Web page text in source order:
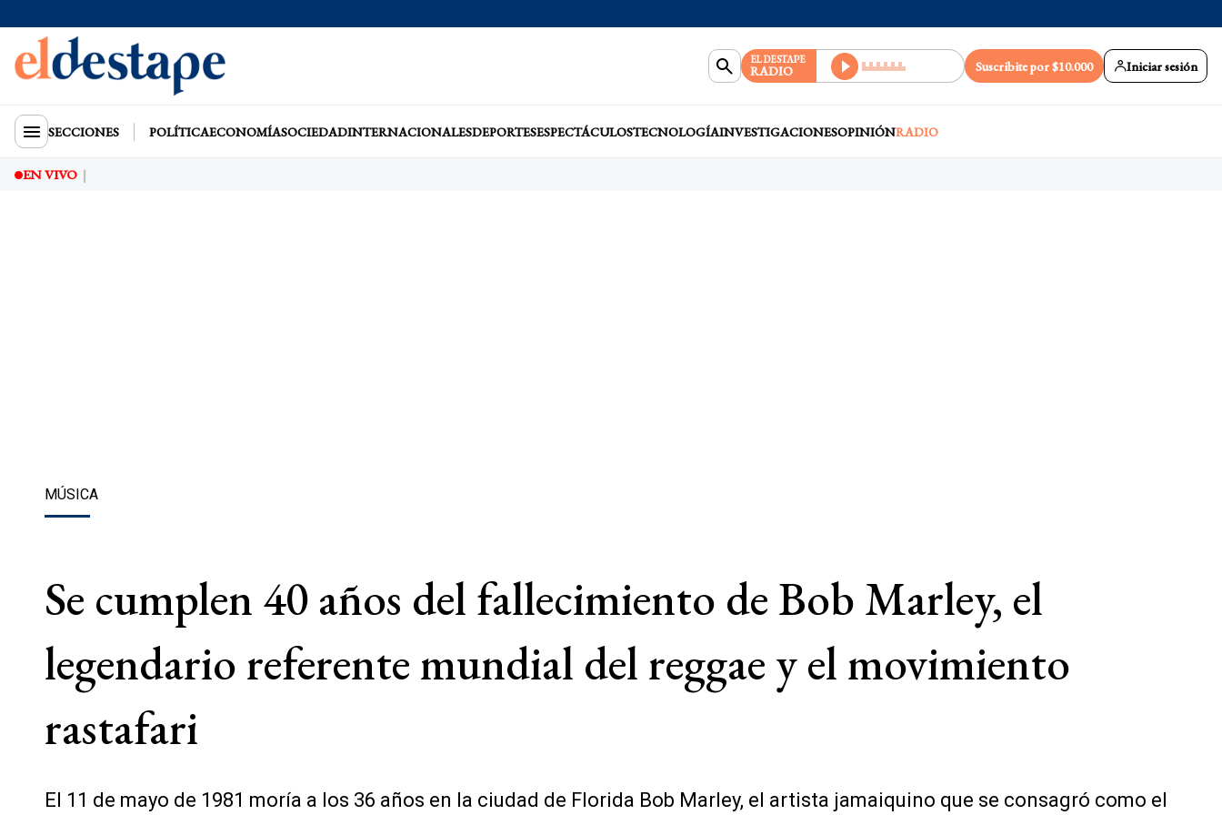
EL DESTAPE
RADIO Suscribite por $10.000 Iniciar sesión
SECCIONES POLÍTICAECONOMÍASOCIEDADINTERNACIONALESDEPORTESESPECTÁCULOSTECNOLOGÍAINVESTIGACIONESOPINIÓNRADIO
EN VIVO
MÚSICA
Se cumplen 40 años del fallecimiento de Bob Marley, el
legendario referente mundial del reggae y el movimiento
rastafari
El 11 de mayo de 1981 moría a los 36 años en la ciudad de Florida Bob Marley, el artista jamaiquino que se consagró como el